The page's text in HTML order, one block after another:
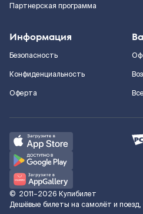
Партнерская программа
Информация
Безопасность
Конфиденциальность
Оферта
© 2011–2026 Купибилет
Дешёвые билеты на самолёт и поезд,